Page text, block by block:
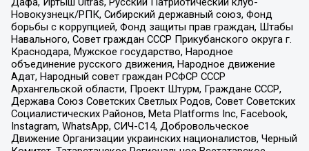
Новокузнецк/РПК, Сибирский державный союз, Фонд
борьбы с коррупцией, Фонд защиты прав граждан, Штабы
Навального, Совет граждан СССР Прикубанского округа г.
Краснодара, Мужское государство, Народное
объединение русского движения, Народное движение
Адат, Народный совет граждан РСФСР СССР
Архангельской области, Проект Штурм, Граждане СССР,
Держава Союз Советских Светлых Родов, Совет Советских
Социалистических Районов, Meta Platforms Inc, Facebook,
Instagram, WhatsApp, СИЧ-С14, Добровольческое
Движение Организации украинских националистов, Черный